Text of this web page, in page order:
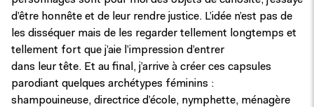
d’être honnête et de leur rendre justice. L’idée n’est pas de
les disséquer mais de les regarder tellement longtemps et
tellement fort que j’aie l’impression d’entrer
dans leur tête. Et au final, j’arrive à créer ces capsules
parodiant quelques archétypes féminins :
shampouineuse, directrice d’école, nymphette, ménagère